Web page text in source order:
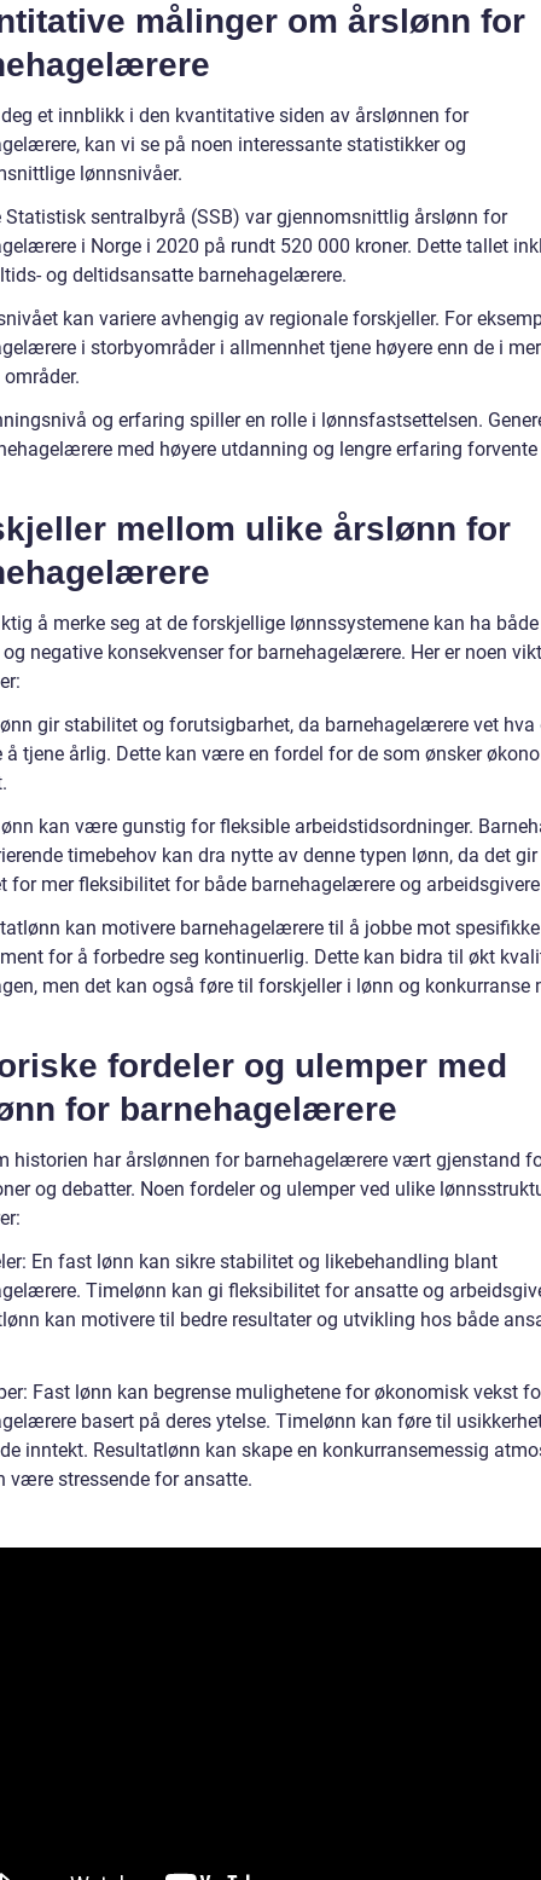
målinger om årslønn for
et innblikk i den kvantitative siden av årslønnen for
kan vi se på noen interessante statistikker og
lønnsnivåer.
Statistisk sentralbyrå (SSB) var gjennomsnittlig årslønn for
i Norge i 2020 på rundt 520 000 kroner. Dette tallet
og deltidsansatte barnehagelærere.
kan variere avhengig av regionale forskjeller. For
i storbyområder i allmennhet tjene høyere enn de i mer
og erfaring spiller en rolle i lønnsfastsettelsen.
med høyere utdanning og lengre erfaring forvente
mellom ulike årslønn for
å merke seg at de forskjellige lønnssystemene kan ha både
negative konsekvenser for barnehagelærere. Her er noen
gir stabilitet og forutsigbarhet, da barnehagelærere vet hva
å tjene årlig. Dette kan være en fordel for de som ønsker
kan være gunstig for fleksible arbeidstidsordninger.
timebehov kan dra nytte av denne typen lønn, da det gir
for mer fleksibilitet for både barnehagelærere og
kan motivere barnehagelærere til å jobbe mot
for å forbedre seg kontinuerlig. Dette kan bidra til økt
men det kan også føre til forskjeller i lønn og konkurranse
fordeler og ulemper med
for barnehagelærere
historien har årslønnen for barnehagelærere vært gjenstand
og debatter. Noen fordeler og ulemper ved ulike
En fast lønn kan sikre stabilitet og likebehandling blant
Timelønn kan gi fleksibilitet for ansatte og
kan motivere til bedre resultater og utvikling hos både
Fast lønn kan begrense mulighetene for økonomisk vekst
basert på deres ytelse. Timelønn kan føre til
inntekt. Resultatlønn kan skape en konkurransemessig
være stressende for ansatte.